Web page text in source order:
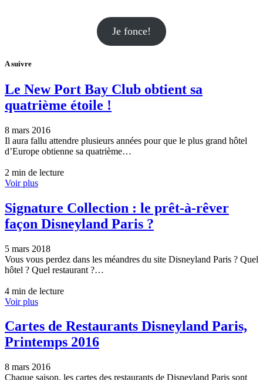
Je fonce!
A suivre
Le New Port Bay Club obtient sa
quatrième étoile !
8 mars 2016
Il aura fallu attendre plusieurs années pour que le plus grand hôtel
d’Europe obtienne sa quatrième…
2 min de lecture
Voir plus
Signature Collection : le prêt-à-rêver
façon Disneyland Paris ?
5 mars 2018
Vous vous perdez dans les méandres du site Disneyland Paris ? Quel
hôtel ? Quel restaurant ?…
4 min de lecture
Voir plus
Cartes de Restaurants Disneyland Paris,
Printemps 2016
8 mars 2016
Chaque saison, les cartes des restaurants de Disneyland Paris sont